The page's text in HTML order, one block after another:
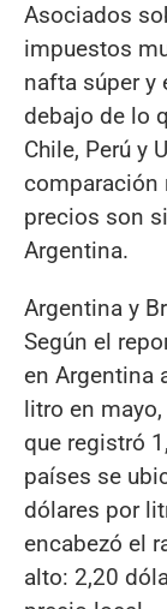
Asociados
impuestos
nafta súper y
debajo de lo
Chile, Perú y
comparación
precios son
Argentina.
Argentina y
Según el
en Argentina
litro en
que registró
países se
dólares por
encabezó el
alto: 2,20